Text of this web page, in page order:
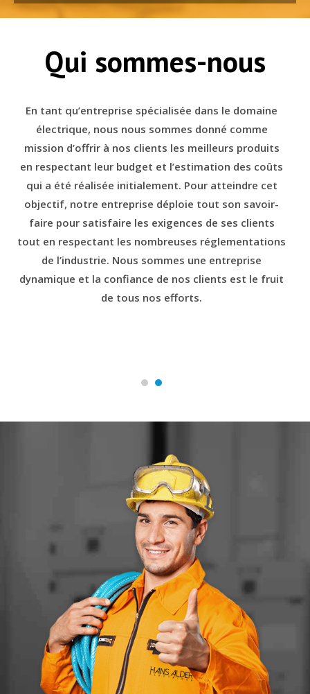
Qui sommes-nous
En tant qu’entreprise spécialisée dans le domaine
électrique, nous nous sommes donné comme
mission d’offrir à nos clients les meilleurs produits
en respectant leur budget et l’estimation des coûts
qui a été réalisée initialement. Pour atteindre cet
objectif, notre entreprise déploie tout son savoir-
faire pour satisfaire les exigences de ses clients
tout en respectant les nombreuses réglementations
de l’industrie. Nous sommes une entreprise
dynamique et la confiance de nos clients est le fruit
de tous nos efforts.